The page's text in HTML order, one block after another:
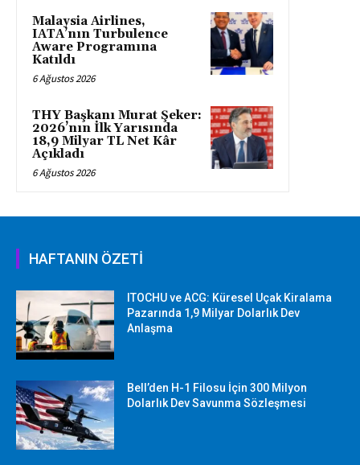
Malaysia Airlines,
IATA’nın Turbulence
Aware Programına
Katıldı
6 Ağustos 2026
THY Başkanı Murat Şeker:
2026’nın İlk Yarısında
18,9 Milyar TL Net Kâr
Açıkladı
6 Ağustos 2026
HAFTANIN ÖZETİ
ITOCHU ve ACG: Küresel Uçak Kiralama
Pazarında 1,9 Milyar Dolarlık Dev
Anlaşma
Bell’den H-1 Filosu İçin 300 Milyon
Dolarlık Dev Savunma Sözleşmesi